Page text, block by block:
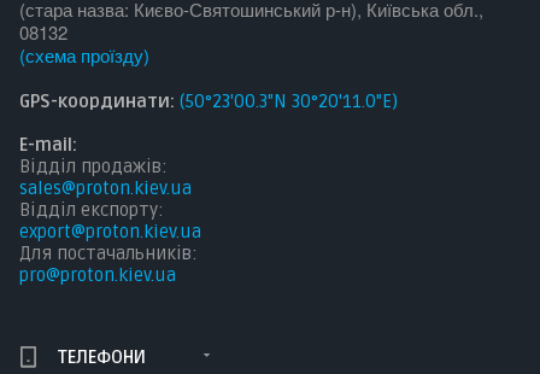
(стара назва: Києво-Святошинський р-н), Київська обл.,
08132
(схема проїзду)
GPS-координати: (50°23'00.3"N 30°20'11.0"E)
E-mail:
Відділ продажів:
sales@proton.kiev.ua
Відділ експорту:
export@proton.kiev.ua
Для постачальників:
pro@proton.kiev.ua
ТЕЛЕФОНИ